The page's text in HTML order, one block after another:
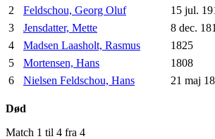
2
Feldschou, Georg Oluf 15 jul.
3
Jensdatter, Mette 8 dec.
4
Madsen Laasholt, Rasmus 1825
5
Mortensen, Hans 1808
6
Nielsen Feldschou, Hans 21 maj
Død
Match 1 til 4 fra 4